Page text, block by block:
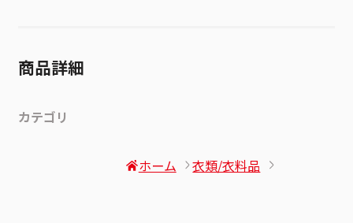
商品詳細
カテゴリ
ホーム 衣類/衣料品